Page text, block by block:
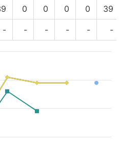
0 0 0 0 39
- - - - - -